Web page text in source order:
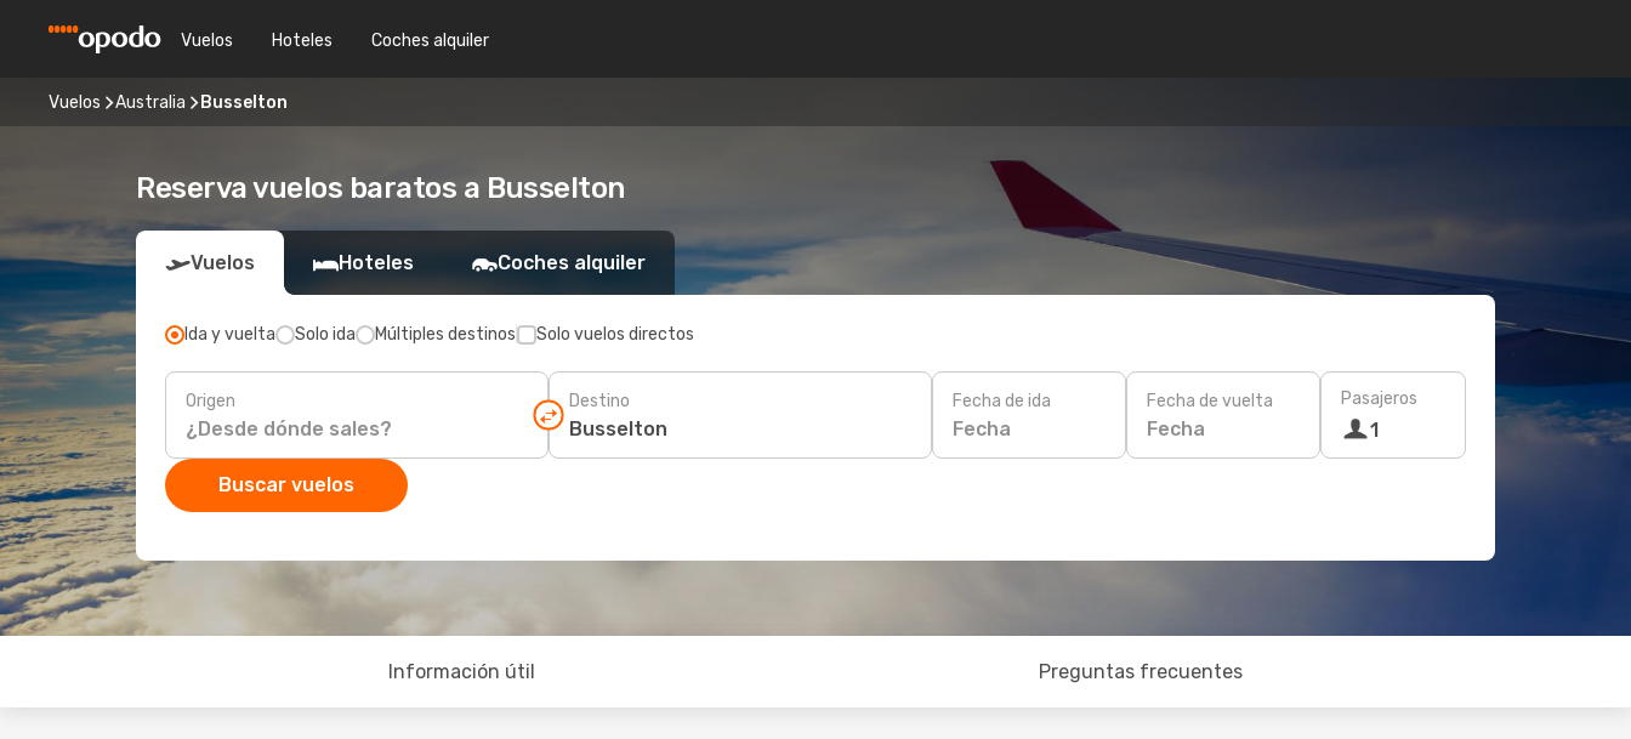
Vuelos Hoteles Coches alquiler
Vuelos Australia Busselton
Reserva vuelos baratos a Busselton
Vuelos Hoteles Coches alquiler
Ida y vuelta Solo ida Múltiples destinos Solo vuelos directos
Origen Destino Fecha de ida
Fecha
Fecha de vuelta
Fecha
Pasajeros
1
Buscar vuelos
Información útil Preguntas frecuentes